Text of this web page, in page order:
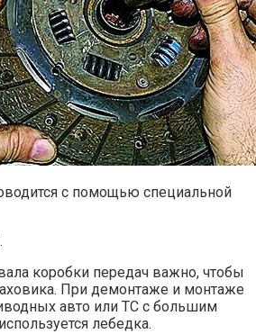
с помощью специальной
коробки передач важно, чтобы
При демонтаже и монтаже
авто или ТС с большим
лебедка.